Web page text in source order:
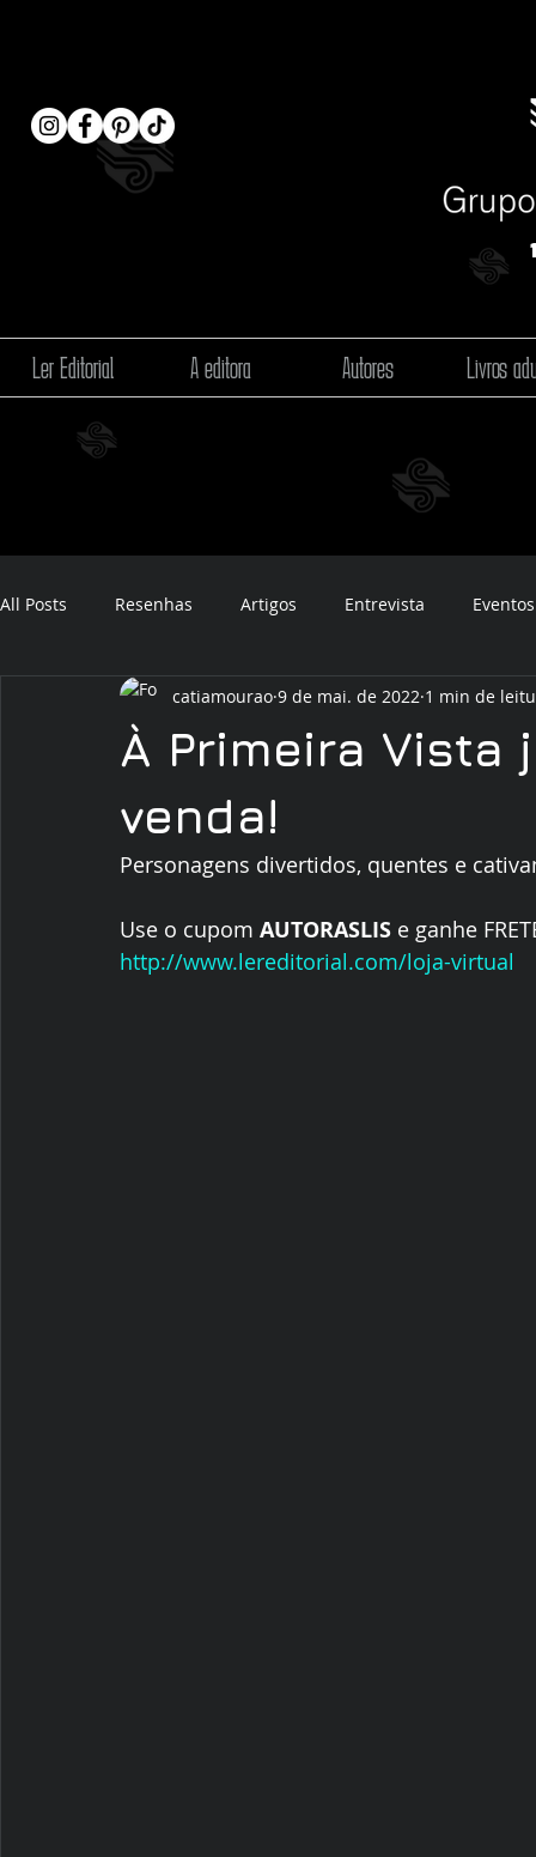
Ler Editorial A editora Autores Livros
All Posts Resenhas Artigos Entrevista Eventos
audiobook
À Primeira Vista
venda!
catiamourao 9 de mai. de 2022 1 min de
Personagens divertidos, quentes e
Use o cupom AUTORASLIS e ganhe
http://www.lereditorial.com/loja-virtual